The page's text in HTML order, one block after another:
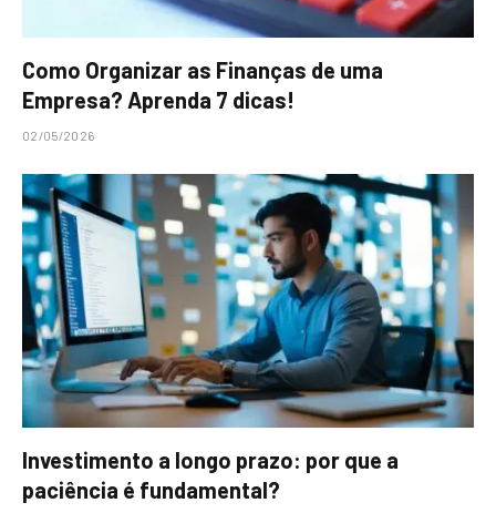
Como Organizar as Finanças de uma
Empresa? Aprenda 7 dicas!
02/05/2026
Investimento a longo prazo: por que a
paciência é fundamental?